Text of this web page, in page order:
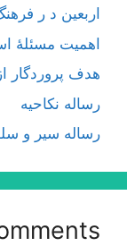
اربعین د ر
اهمیت مسئلۀ
هدف پروردگار
رساله نکاحیه
رساله سیر و